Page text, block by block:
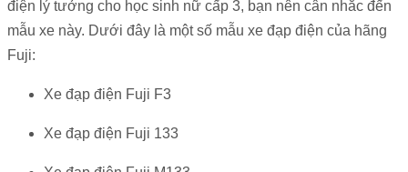
điện lý tưởng cho học sinh nữ cấp 3, bạn nên cân nhắc đến
mẫu xe này. Dưới đây là một số mẫu xe đạp điện của hãng
Fuji:
Xe đạp điện Fuji F3
Xe đạp điện Fuji 133